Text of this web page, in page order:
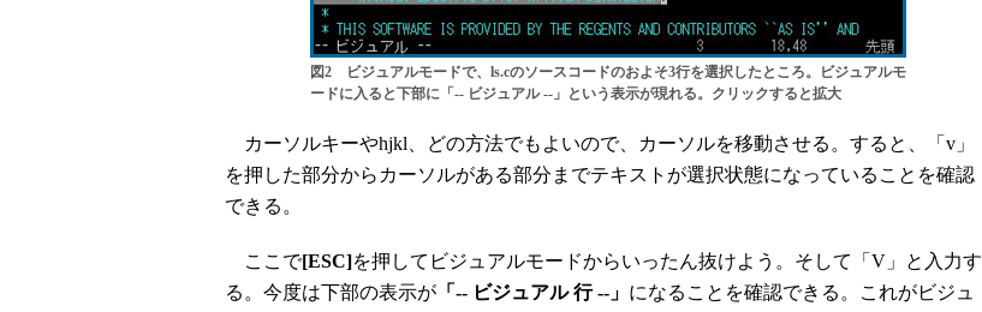
図2 ビジュアルモードで、ls.cのソースコードのおよそ3行を選択したところ。ビジュアルモ
ードに入ると下部に「-- ビジュアル --」という表示が現れる。クリックすると拡大
カーソルキーやhjkl、どの方法でもよいので、カーソルを移動させる。すると、「v」
を押した部分からカーソルがある部分までテキストが選択状態になっていることを確認
できる。
ここで[ESC]を押してビジュアルモードからいったん抜けよう。そして「V」と入力す
る。今度は下部の表示が 「-- ビジュアル 行 --」 になることを確認できる。これがビジュ